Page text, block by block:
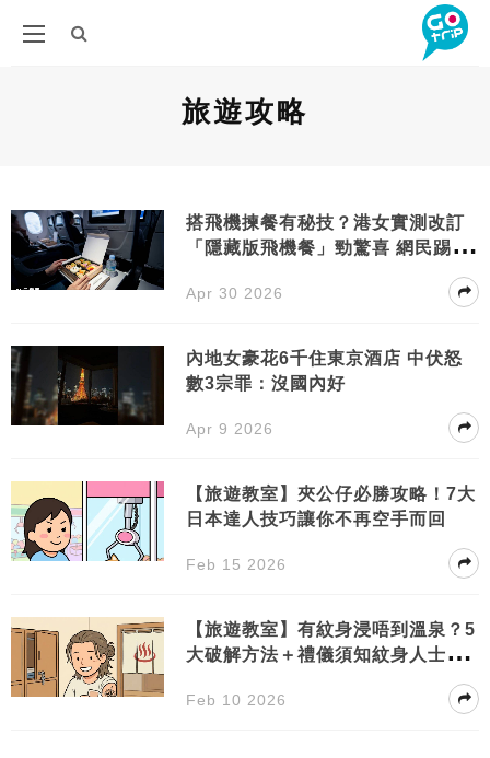
旅遊攻略
搭飛機揀餐有秘技？港女實測改訂
「隱藏版飛機餐」勁驚喜 網民踢
Apr 30 2026
內地女豪花6千住東京酒店 中伏怒
數3宗罪：沒國內好
Apr 9 2026
【旅遊教室】夾公仔必勝攻略！7大
日本達人技巧讓你不再空手而回
Feb 15 2026
【旅遊教室】有紋身浸唔到溫泉？5
大破解方法＋禮儀須知紋身人士必
Feb 10 2026